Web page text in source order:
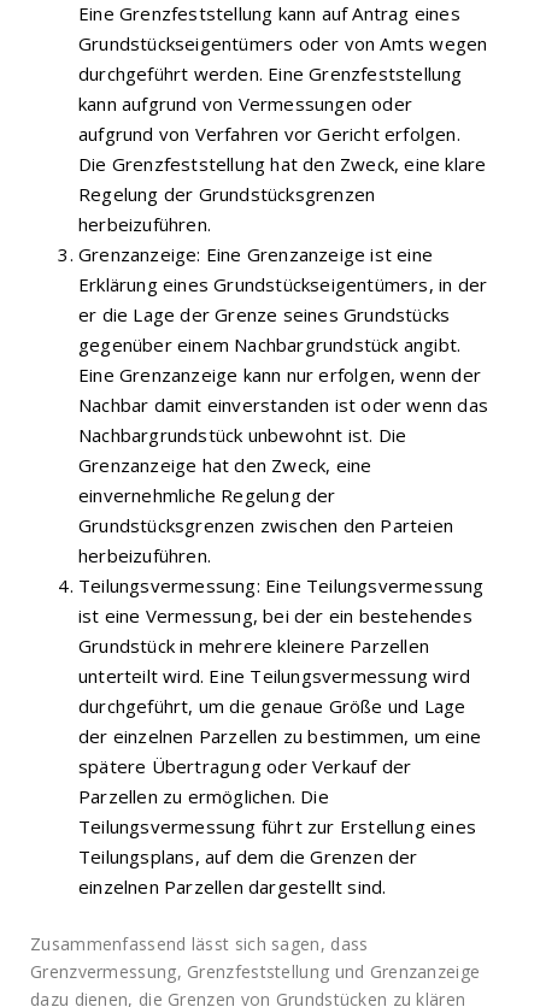
Eine Grenzfeststellung kann auf Antrag eines
Grundstückseigentümers oder von Amts wegen
durchgeführt werden. Eine Grenzfeststellung
kann aufgrund von Vermessungen oder
aufgrund von Verfahren vor Gericht erfolgen.
Die Grenzfeststellung hat den Zweck, eine klare
Regelung der Grundstücksgrenzen
herbeizuführen.
Grenzanzeige: Eine Grenzanzeige ist eine
Erklärung eines Grundstückseigentümers, in der
er die Lage der Grenze seines Grundstücks
gegenüber einem Nachbargrundstück angibt.
Eine Grenzanzeige kann nur erfolgen, wenn der
Nachbar damit einverstanden ist oder wenn das
Nachbargrundstück unbewohnt ist. Die
Grenzanzeige hat den Zweck, eine
einvernehmliche Regelung der
Grundstücksgrenzen zwischen den Parteien
herbeizuführen.
Teilungsvermessung: Eine Teilungsvermessung
ist eine Vermessung, bei der ein bestehendes
Grundstück in mehrere kleinere Parzellen
unterteilt wird. Eine Teilungsvermessung wird
durchgeführt, um die genaue Größe und Lage
der einzelnen Parzellen zu bestimmen, um eine
spätere Übertragung oder Verkauf der
Parzellen zu ermöglichen. Die
Teilungsvermessung führt zur Erstellung eines
Teilungsplans, auf dem die Grenzen der
einzelnen Parzellen dargestellt sind.
Zusammenfassend lässt sich sagen, dass
Grenzvermessung, Grenzfeststellung und Grenzanzeige
dazu dienen, die Grenzen von Grundstücken zu klären